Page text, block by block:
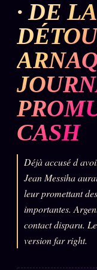
N
✉
Rubriques
TOUTES LES
· DE
CASH
Déjà accusé d
Jean Messiha
leur promettant
importantes.
contact disparu.
version far right.